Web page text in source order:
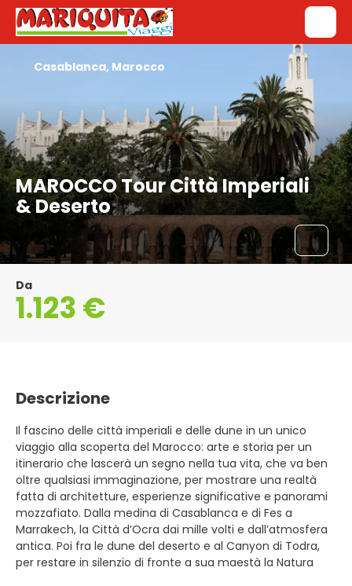
MAROCCO Tour Città Imperiali
& Deserto
Casablanca, Marocco
Da
1.123 €
Descrizione
Il fascino delle città imperiali e delle dune in un unico
viaggio alla scoperta del Marocco: arte e storia per un
itinerario che lascerà un segno nella tua vita, che va ben
oltre qualsiasi immaginazione, per mostrare una realtà
fatta di architetture, esperienze significative e panorami
mozzafiato. Dalla medina di Casablanca e di Fes a
Marrakech, la Città d’Ocra dai mille volti e dall’atmosfera
antica. Poi fra le dune del deserto e al Canyon di Todra,
per restare in silenzio di fronte a sua maestà la Natura